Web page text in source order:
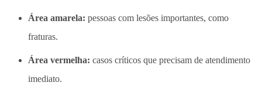
Área amarela: pessoas com lesões importantes, como
fraturas.
Área vermelha: casos críticos que precisam de atendimento
imediato.